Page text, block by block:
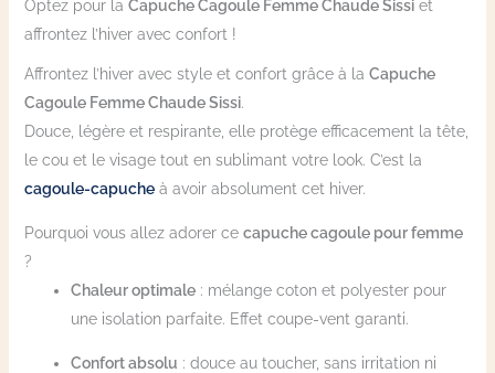
Optez pour la Capuche Cagoule Femme Chaude Sissiet
affrontez l’hiver avec confort !
Affrontez l’hiver avec style et confort grâce à la Capuche
Cagoule Femme Chaude Sissi.
Douce, légère et respirante, elle protège efficacement la tête,
le cou et le visage tout en sublimant votre look. C’est la
cagoule-capucheà avoir absolument cet hiver.
Pourquoi vous allez adorer ce capuche cagoule pour femme
?
Chaleur optimale: mélange coton et polyester pour
une isolation parfaite. Effet coupe-vent garanti.
Confort absolu : douce au toucher, sans irritation ni